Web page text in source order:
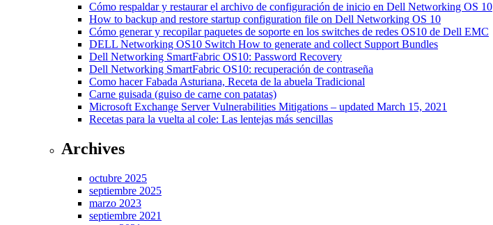
Cómo respaldar y restaurar el archivo de configuración de inicio en Dell Networking OS 10
How to backup and restore startup configuration file on Dell Networking OS 10
Cómo generar y recopilar paquetes de soporte en los switches de redes OS10 de Dell EMC
DELL Networking OS10 Switch How to generate and collect Support Bundles
Dell Networking SmartFabric OS10: Password Recovery
Dell Networking SmartFabric OS10: recuperación de contraseña
Como hacer Fabada Asturiana, Receta de la abuela Tradicional
Carne guisada (guiso de carne con patatas)
Microsoft Exchange Server Vulnerabilities Mitigations – updated March 15, 2021
Recetas para la vuelta al cole: Las lentejas más sencillas
Archives
octubre 2025
septiembre 2025
marzo 2023
septiembre 2021